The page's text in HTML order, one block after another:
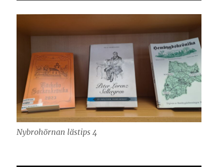
Nybrohörnan lästips 4